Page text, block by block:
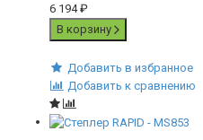
6 194₽
В корзину
Добавить в избранное
Добавить к сравнению